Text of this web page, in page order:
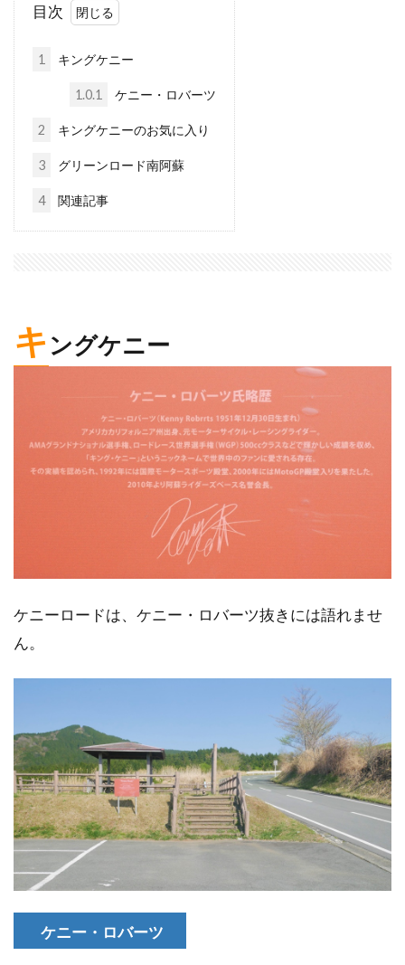
目次
1 キングケニー
1.0.1 ケニー・ロバーツ
2 キングケニーのお気に入り
3 グリーンロード南阿蘇
4 関連記事
キ ングケニー
ケニーロードは、ケニー・ロバーツ抜きには語れませ
ん。
ケニー・ロバーツ